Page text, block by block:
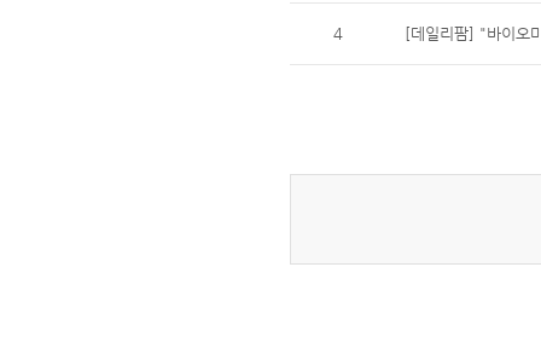
4 [데일리팜] "바이오